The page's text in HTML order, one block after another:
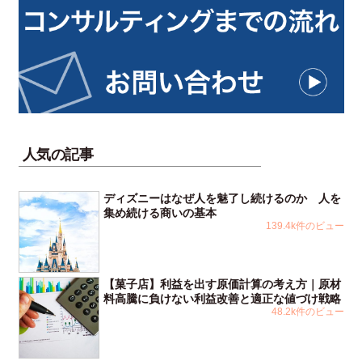
人気の記事
ディズニーはなぜ人を魅了し続けるのか 人を
集め続ける商いの基本
139.4k件のビュー
【菓子店】利益を出す原価計算の考え方｜原材
料高騰に負けない利益改善と適正な値づけ戦略
48.2k件のビュー